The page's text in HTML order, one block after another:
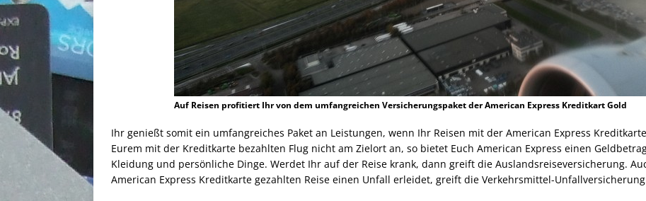
Auf Reisen profitiert Ihr von dem umfangreichen Versicherungspaket der American Express Kreditkart Gold
Ihr genießt somit ein umfangreiches Paket an Leistungen, wenn Ihr Reisen mit der American Express
Eurem mit der Kreditkarte bezahlten Flug nicht am Zielort an, so bietet Euch American Express einen
Kleidung und persönliche Dinge. Werdet Ihr auf der Reise krank, dann greift die Auslandsreiseversicherung.
American Express Kreditkarte gezahlten Reise einen Unfall erleidet, greift die Verkehrsmittel-